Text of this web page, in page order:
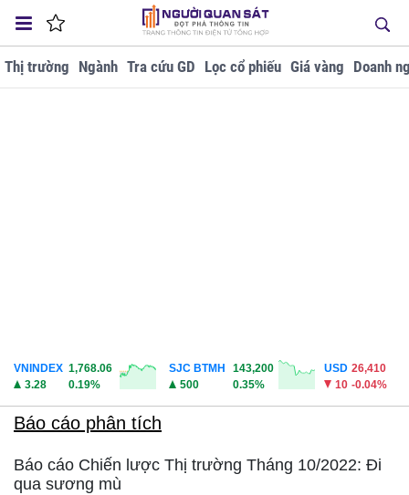
Thị trường Ngành Tra cứu GD Lọc cổ phiếu Giá vàng Doanh
VNINDEX 1,768.06
3.28
0.19%
SJC BTMH
143,200
500
0.35%
USD 26,410
10 -0.04%
Báo cáo phân tích
Báo cáo Chiến lược Thị trường Tháng 10/2022: Đi
qua sương mù